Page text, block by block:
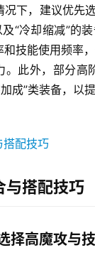
下，建议优先选
“冷却缩减”的
技能使用频率
。此外，部分高
成”类装备，以
与搭配技巧
择高魔攻与